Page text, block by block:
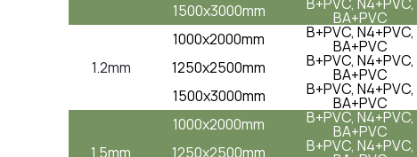
1500x3000mm
BA+PVC
1.2mm
1000x2000mm B+PVC, N4+PVC,
BA+PVC
1250x2500mm
B+PVC, N4+PVC,
BA+PVC
1500x3000mm
B+PVC, N4+PVC,
BA+PVC
1.5mm
1000x2000mm B+PVC, N4+PVC,
BA+PVC
1250x2500mm
B+PVC, N4+PVC,